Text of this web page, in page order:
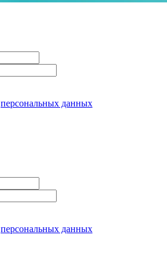
персональных данных
персональных данных